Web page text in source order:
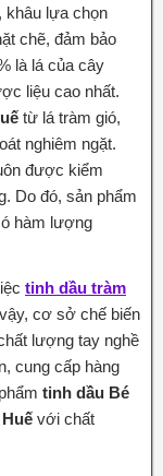
khâu lựa chọn
chẽ, đảm bảo
là lá của cây
liệu cao nhất.
từ lá tràm gió,
nghiêm ngặt.
được kiểm
Do đó, sản phẩm
hàm lượng
tinh dầu tràm
cơ sở chế biến
lượng tay nghề
cung cấp hàng
tinh dầu Bé
với chất